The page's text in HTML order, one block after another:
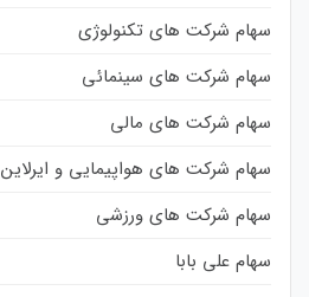
سهام شرکت های تکنولوژی
سهام شرکت های سینمائی
سهام شرکت های مالی
سهام شرکت های هواپیمایی و ایرلاین
سهام شرکت های ورزشی
سهام علی بابا